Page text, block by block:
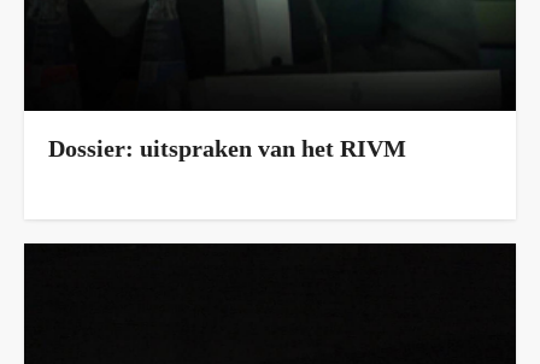
Dossier: uitspraken van het RIVM